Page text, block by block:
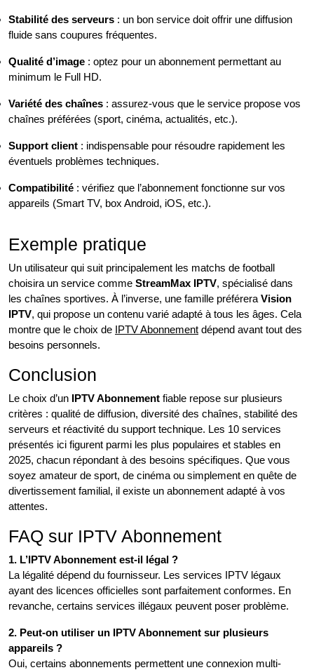
Stabilité des serveurs : un bon service doit offrir une diffusion
fluide sans coupures fréquentes.
Qualité d’image : optez pour un abonnement permettant au
minimum le Full HD.
Variété des chaînes : assurez-vous que le service propose vos
chaînes préférées (sport, cinéma, actualités, etc.).
Support client : indispensable pour résoudre rapidement les
éventuels problèmes techniques.
Compatibilité : vérifiez que l’abonnement fonctionne sur vos
appareils (Smart TV, box Android, iOS, etc.).
Exemple pratique
Un utilisateur qui suit principalement les matchs de football
choisira un service comme StreamMax IPTV, spécialisé dans
les chaînes sportives. À l’inverse, une famille préférera Vision
IPTV, qui propose un contenu varié adapté à tous les âges. Cela
montre que le choix de IPTV Abonnement dépend avant tout des
besoins personnels.
Conclusion
Le choix d’un IPTV Abonnement fiable repose sur plusieurs
critères : qualité de diffusion, diversité des chaînes, stabilité des
serveurs et réactivité du support technique. Les 10 services
présentés ici figurent parmi les plus populaires et stables en
2025, chacun répondant à des besoins spécifiques. Que vous
soyez amateur de sport, de cinéma ou simplement en quête de
divertissement familial, il existe un abonnement adapté à vos
attentes.
FAQ sur IPTV Abonnement
1. L’IPTV Abonnement est-il légal ?
La légalité dépend du fournisseur. Les services IPTV légaux
ayant des licences officielles sont parfaitement conformes. En
revanche, certains services illégaux peuvent poser problème.
2. Peut-on utiliser un IPTV Abonnement sur plusieurs
appareils ?
Oui, certains abonnements permettent une connexion multi-